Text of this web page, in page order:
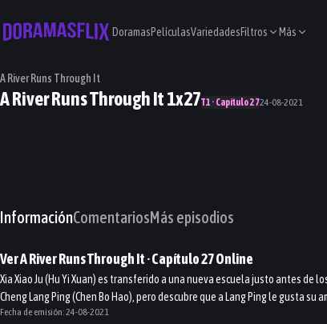
DoramasPelículasVariedadesFiltros Más
A River Runs Through It
A River Runs Through It 1x27T1 · Capítulo 2724-08-2021
InformaciónComentariosMás episodios
VerA River Runs Through It· Capítulo27Online
Xia Xiao Ju (Hu Yi Xuan) es transferido a una nueva escuela justo antes de
Cheng Lang Ping (Chen Bo Hao), pero descubre que a Lang Ping le gusta su
Fecha de emisión:24-08-2021